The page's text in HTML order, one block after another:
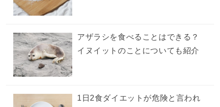
アザラシを食べることはできる？
イヌイットのことについても紹介
1日2食ダイエットが危険と言われ